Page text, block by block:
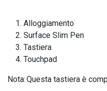
Alloggiamento
Surface Slim Pen
Tastiera
Touchpad
Nota: Questa tastiera è